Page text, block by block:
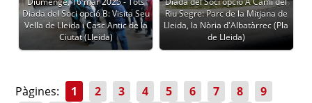
Diada del Soci opció B: Visita Seu
Vella de Lleida i Casc Antic de la
Ciutat (Lleida)
Riu Segre: Parc de la Mitjana de
Lleida, la Nòria d'Albatàrrec (Pla
de Lleida)
Pàgines: 1 2 3 4 5 6 7 8
9